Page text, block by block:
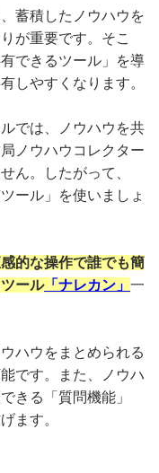
蓄積したノウハウを
が重要です。そこ
できるツール」を導
しやすくなります。
では、ノウハウを共
ノウハウコレクター
ん。したがって、
ール」を使いましょ
的な操作で誰でも簡
ール「ナレカン」 一
ハウをまとめられる
です。また、ノウハ
きる「質問機能」
ます。